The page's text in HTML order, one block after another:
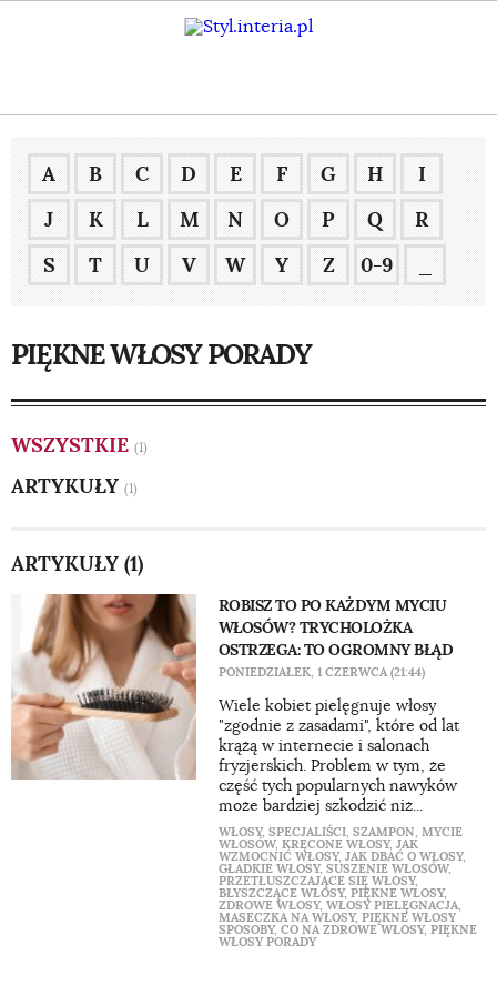
A B C D E F G H
I
J
K L M N O P Q
R
S
T U V W Y Z 0-9
PIĘKNE WŁOSY PORADY
WSZYSTKIE (1)
ARTYKUŁY (1)
ARTYKUŁY (1)
ROBISZ TO PO KAŻDYM MYCIU
WŁOSÓW? TRYCHOLOŻKA
OSTRZEGA: TO OGROMNY BŁĄD
PONIEDZIAŁEK, 1 CZERWCA (21:44)
Wiele kobiet pielęgnuje włosy
"zgodnie z zasadami", które od lat
krążą w internecie i salonach
fryzjerskich. Problem w tym, że
część tych popularnych nawyków
może bardziej szkodzić niż...
WŁOSY, SPECJALIŚCI, SZAMPON, MYCIE
WŁOSÓW, KRĘCONE WŁOSY, JAK
WZMOCNIĆ WŁOSY, JAK DBAĆ O WŁOSY,
GŁADKIE WŁOSY, SUSZENIE WŁOSÓW,
PRZETŁUSZCZAJĄCE SIĘ WŁOSY,
BŁYSZCZĄCE WŁOSY, PIĘKNE WŁOSY,
ZDROWE WŁOSY, WŁOSY PIELĘGNACJA,
MASECZKA NA WŁOSY, PIĘKNE WŁOSY
SPOSOBY, CO NA ZDROWE WŁOSY, PIĘKNE
WŁOSY PORADY